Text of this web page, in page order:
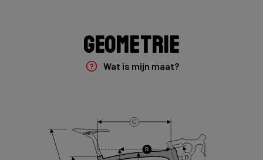
Achter derailleur
Shimano Ultegra , 12s , 172,5 , 52-36
Geometrie
Wat is mijn maat?
D
R
C